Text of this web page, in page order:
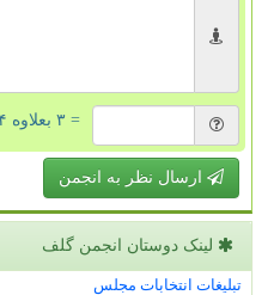
= ۳ بعلاوه ۴
ارسال نظر به انجمن
لینک دوستان انجمن گلف
تبلیغات انتخابات مجلس